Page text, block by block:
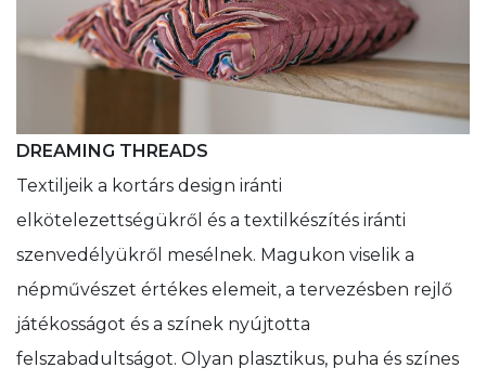
DREAMING THREADS
Textiljeik a kortárs design iránti
elkötelezettségükről és a textilkészítés iránti
szenvedélyükről mesélnek. Magukon viselik a
népművészet értékes elemeit, a tervezésben rejlő
játékosságot és a színek nyújtotta
felszabadultságot. Olyan plasztikus, puha és színes